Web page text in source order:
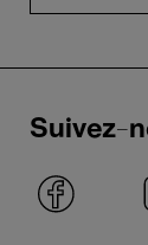
Suivez-